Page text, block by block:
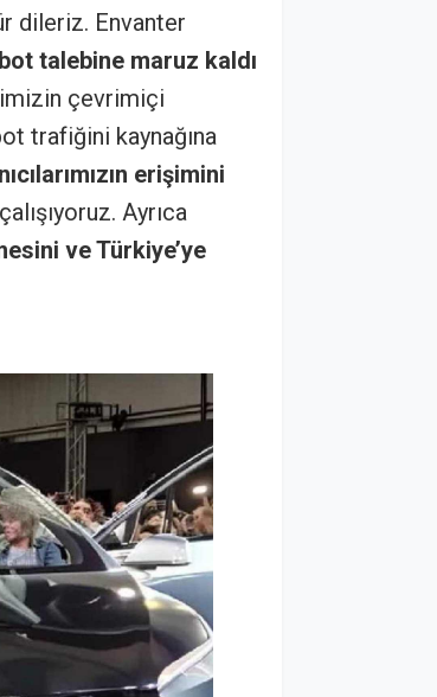
dileriz. Envanter
talebine maruz kaldı
çevrimiçi
trafiğini kaynağına
erişimini
Ayrıca
ve Türkiye’ye